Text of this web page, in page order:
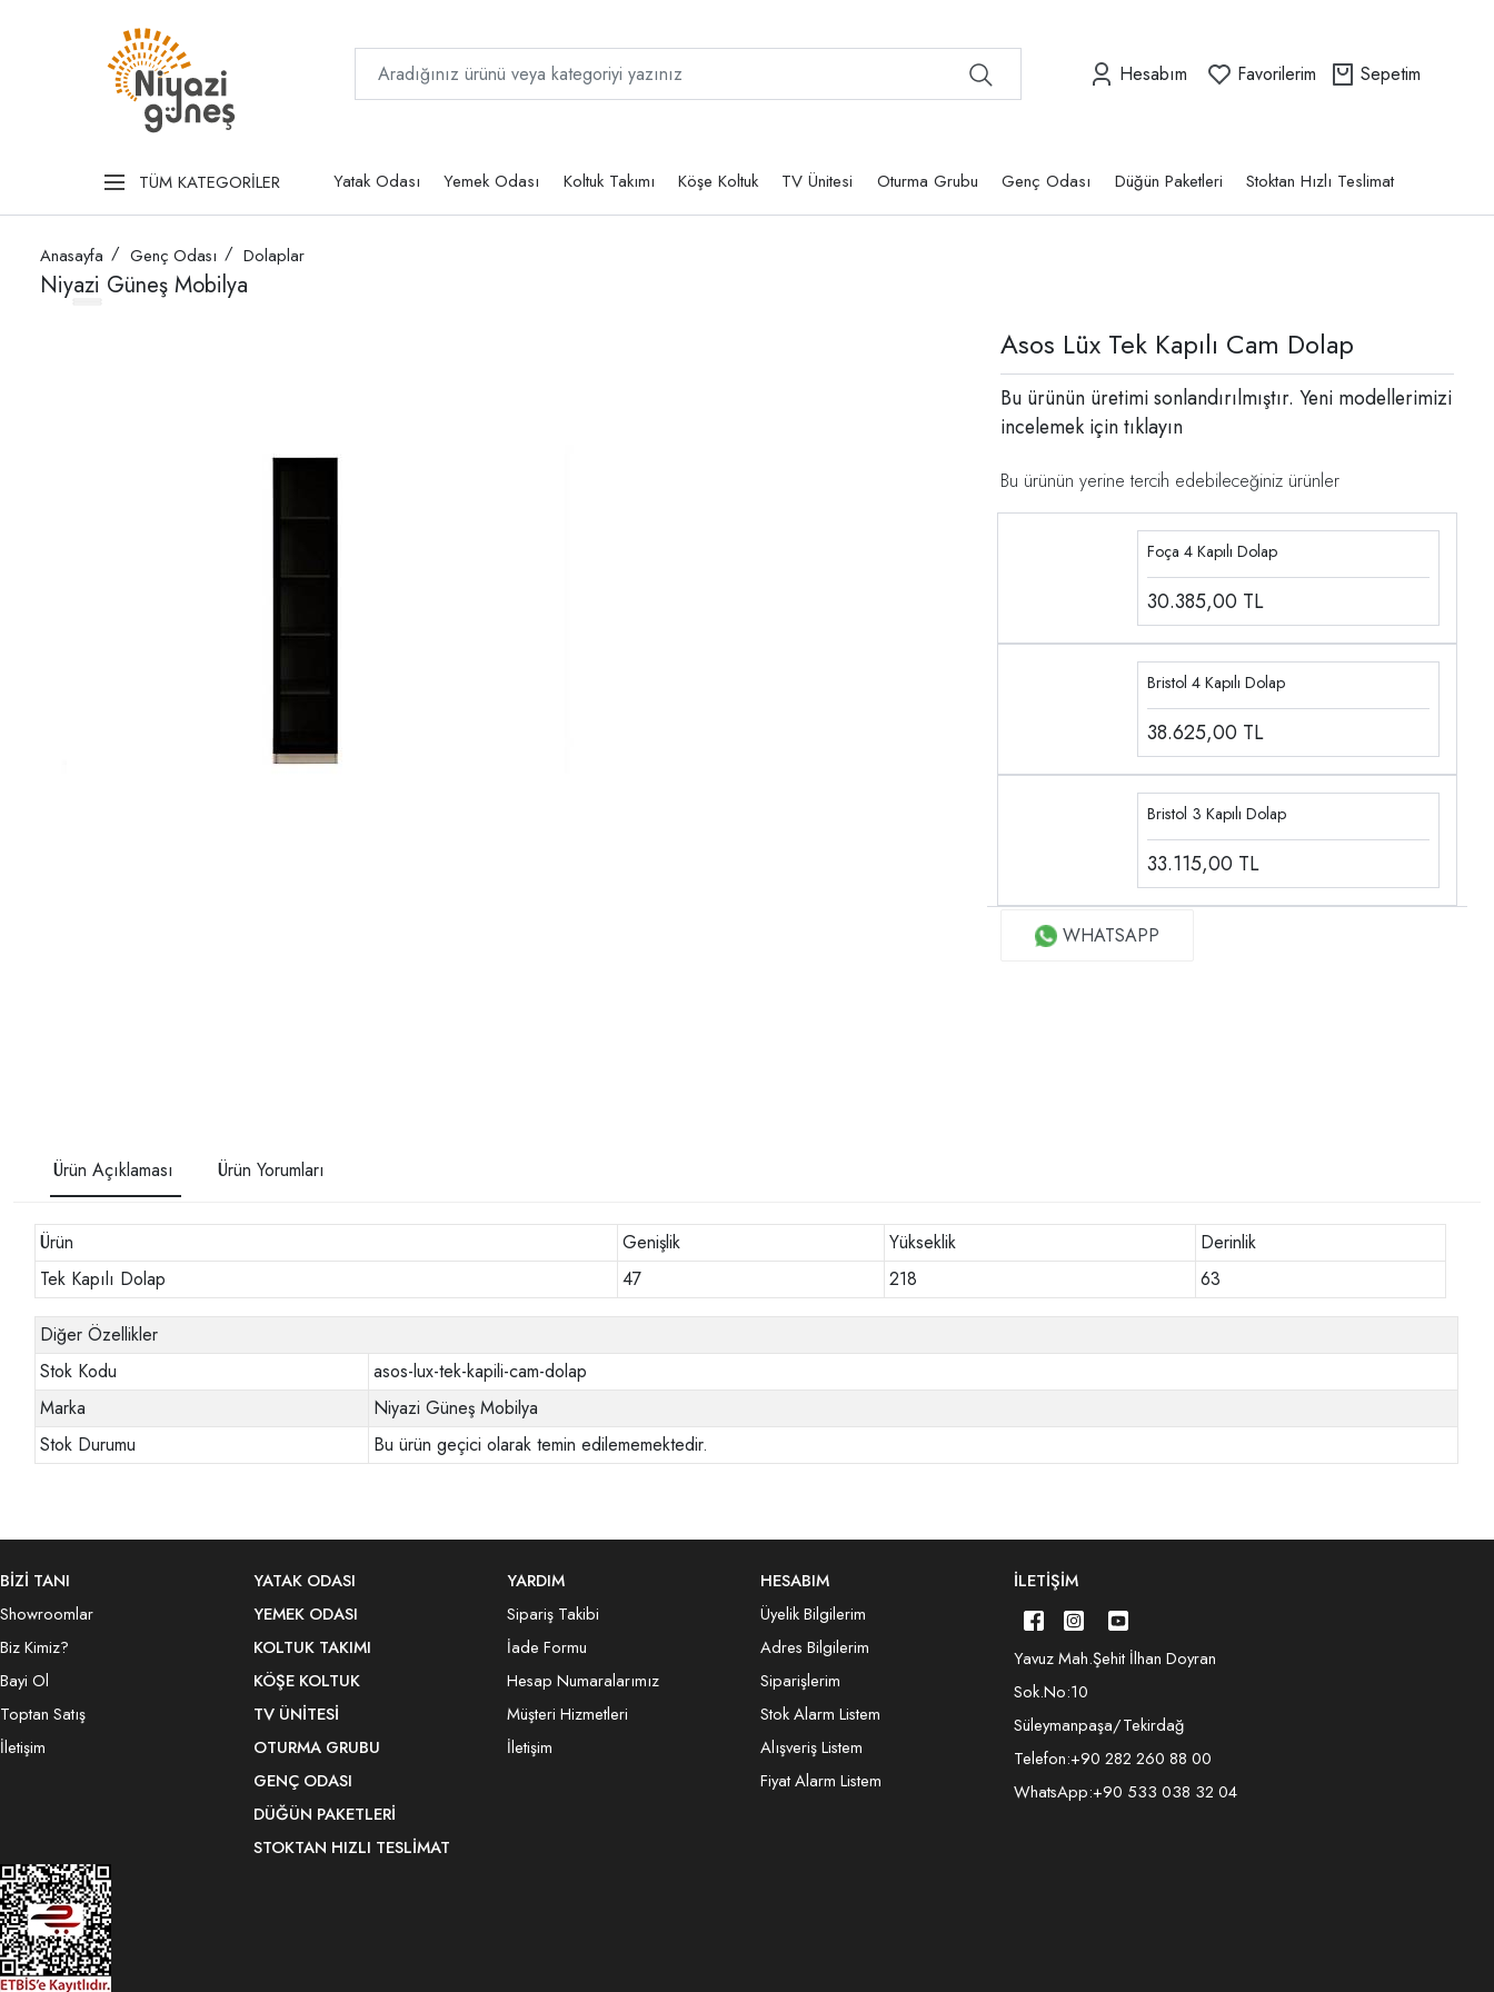
Hesabım Favorilerim Sepetim
TÜM KATEGORİLER Yatak Odası Yemek Odası Koltuk Takımı Köşe Koltuk TV Ünitesi Oturma Grubu Genç Odası Düğün Paketleri Stoktan Hızlı Teslimat
Anasayfa Genç Odası Dolaplar
Niyazi Güneş Mobilya
Asos Lüx Tek Kapılı Cam Dolap
Bu ürünün üretimi sonlandırılmıştır. Yeni modellerimizi
incelemek içintıklayın
Bu ürünün yerine tercih edebileceğiniz ürünler
Foça 4 Kapılı Dolap
30.385,00 TL
Bristol 4 Kapılı Dolap
38.625,00 TL
Bristol 3 Kapılı Dolap
33.115,00 TL
WHATSAPP
Ürün Açıklaması Ürün Yorumları
Ürün Genişlik Yükseklik
Derinlik
Tek Kapılı Dolap
47 218 63
Diğer Özellikler
Stok Kodu
asos-lux-tek-kapili-cam-dolap
Marka
Niyazi Güneş Mobilya
Stok Durumu
Bu ürün geçici olarak temin edilememektedir.
BİZİ TANI
Showroomlar
Biz Kimiz?
Bayi Ol
Toptan Satış
İletişim
YATAK ODASI
YEMEK ODASI
KOLTUK TAKIMI
KÖŞE KOLTUK
TV ÜNITESI
OTURMA GRUBU
GENÇ ODASI
DÜĞÜN PAKETLERI
STOKTAN HIZLI TESLIMAT
YARDIM
Sipariş Takibi
İade Formu
Hesap Numaralarımız
Müşteri Hizmetleri
İletişim
HESABIM
Üyelik Bilgilerim
Adres Bilgilerim
Siparişlerim
Stok Alarm Listem
Alışveriş Listem
Fiyat Alarm Listem
İLETIŞIM
Yavuz Mah.Şehit İlhan Doyran
Sok.No:10
Süleymanpaşa/Tekirdağ
Telefon:+90 282 260 88 00
WhatsApp:+90 533 038 32 04